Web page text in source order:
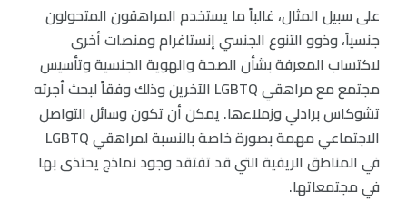
على سبيل المثال، غالباً ما يستخدم المراهقون المتحولون
جنسياً، وذوو التنوع الجنسي إنستاغرام ومنصات أخرى
لاكتساب المعرفة بشأن الصحة والهوية الجنسية وتأسيس
مجتمع مع مراهقي LGBTQ الآخرين وذلك وفقاً لبحث أجرته
تشوكاس برادلي وزملاءها. يمكن أن تكون وسائل التواصل
الاجتماعي مهمة بصورة خاصة بالنسبة لمراهقي LGBTQ
في المناطق الريفية التي قد تفتقد وجود نماذج يحتذى بها
في مجتمعاتها.